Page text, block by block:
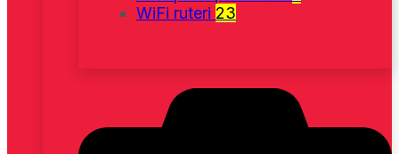
WiFi ruteri 23